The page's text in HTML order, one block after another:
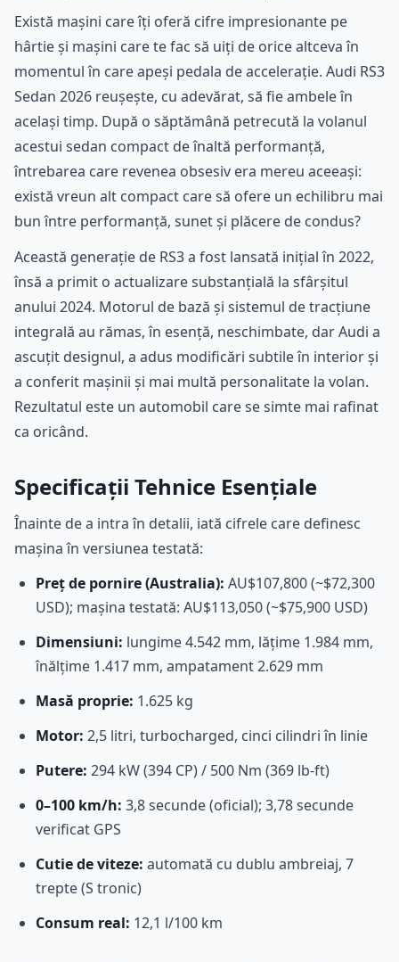
Există mașini care îți oferă cifre impresionante pe
hârtie și mașini care te fac să uiți de orice altceva în
momentul în care apeși pedala de accelerație. Audi RS3
Sedan 2026 reușește, cu adevărat, să fie ambele în
același timp. După o săptămână petrecută la volanul
acestui sedan compact de înaltă performanță,
întrebarea care revenea obsesiv era mereu aceeași:
există vreun alt compact care să ofere un echilibru mai
bun între performanță, sunet și plăcere de condus?
Această generație de RS3 a fost lansată inițial în 2022,
însă a primit o actualizare substanțială la sfârșitul
anului 2024. Motorul de bază și sistemul de tracțiune
integrală au rămas, în esență, neschimbate, dar Audi a
ascuțit designul, a adus modificări subtile în interior și
a conferit mașinii și mai multă personalitate la volan.
Rezultatul este un automobil care se simte mai rafinat
ca oricând.
Specificații Tehnice Esențiale
Înainte de a intra în detalii, iată cifrele care definesc
mașina în versiunea testată:
Preț de pornire (Australia): AU$107,800 (~$72,300
USD); mașina testată: AU$113,050 (~$75,900 USD)
Dimensiuni: lungime 4.542 mm, lățime 1.984 mm,
înălțime 1.417 mm, ampatament 2.629 mm
Masă proprie: 1.625 kg
Motor: 2,5 litri, turbocharged, cinci cilindri în linie
Putere: 294 kW (394 CP) / 500 Nm (369 lb-ft)
0–100 km/h: 3,8 secunde (oficial); 3,78 secunde
verificat GPS
Cutie de viteze: automată cu dublu ambreiaj, 7
trepte (S tronic)
Consum real: 12,1 l/100 km